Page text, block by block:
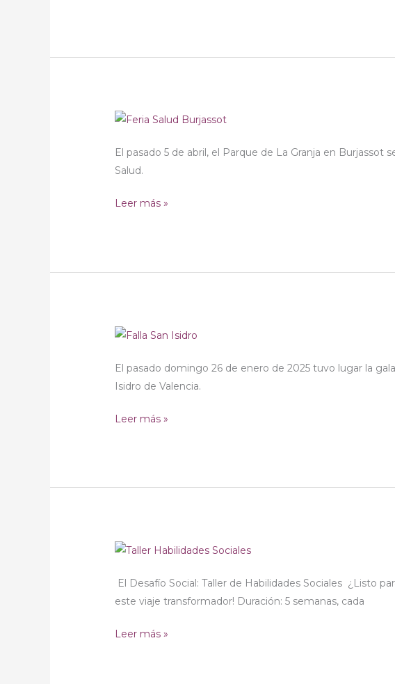
i
a
Sagunt
El pasado 5 de abril, el Parque de La Granja en
Salud.
IV
de
la
de
Leer más »
El pasado domingo 26 de enero de 2025 tuvo lugar la
Isidro de Valencia.
PREMIOS
–
Falla
Isidro
Leer más »
El Desafío Social: Taller de Habilidades Sociales ¿Listo
este viaje transformador! Duración: 5 semanas, cada
Taller
Habilidades
Sociales
Leer más »